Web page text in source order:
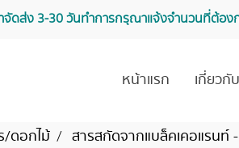
ดส่ง 3-30 วันทำการ กรุณาแจ้งจำนวนที่ต้อง
หน้าแรก เกี่ยวกั
/ดอกไม้ สารสกัดจากแบล็คเคอแรนท์